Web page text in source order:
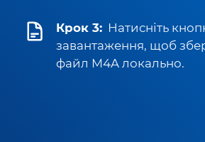
Крок 3: Натисніть
завантаження, щоб
файл M4A локально.